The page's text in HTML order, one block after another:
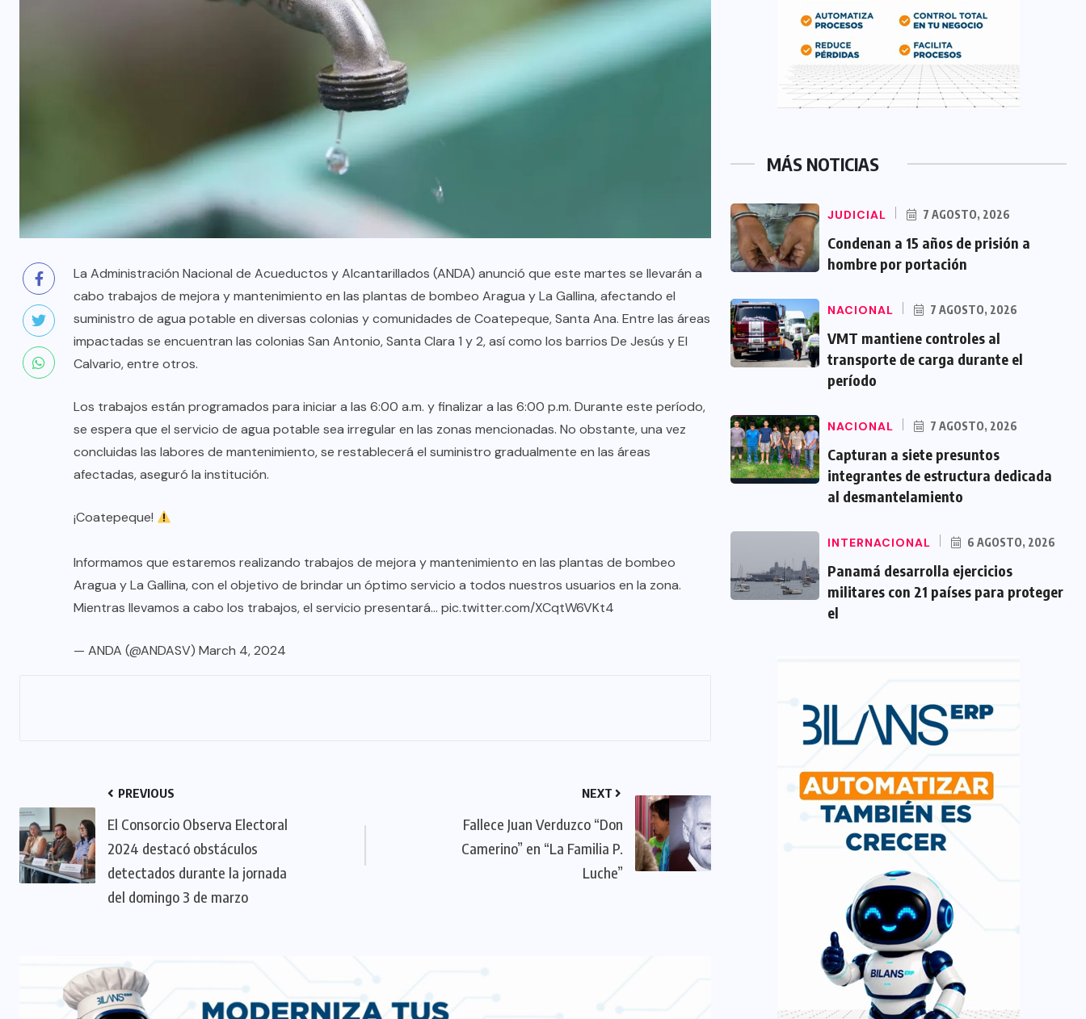
La Administración Nacional de Acueductos y Alcantarillados (ANDA) anunció que este martes se llevarán a
cabo trabajos de mejora y mantenimiento en las plantas de bombeo Aragua y La Gallina, afectando el
suministro de agua potable en diversas colonias y comunidades de Coatepeque, Santa Ana. Entre las áreas
impactadas se encuentran las colonias San Antonio, Santa Clara 1 y 2, así como los barrios De Jesús y El
Calvario, entre otros.
Los trabajos están programados para iniciar a las 6:00 a.m. y finalizar a las 6:00 p.m. Durante este período,
se espera que el servicio de agua potable sea irregular en las zonas mencionadas. No obstante, una vez
concluidas las labores de mantenimiento, se restablecerá el suministro gradualmente en las áreas
afectadas, aseguró la institución.
¡Coatepeque!
Informamos que estaremos realizando trabajos de mejora y mantenimiento en las plantas de bombeo
Aragua y La Gallina, con el objetivo de brindar un óptimo servicio a todos nuestros usuarios en la zona.
Mientras llevamos a cabo los trabajos, el servicio presentará… pic.twitter.com/XCqtW6VKt4
— ANDA (@ANDASV) March 4, 2024
PREVIOUS
El Consorcio Observa Electoral
2024 destacó obstáculos
detectados durante la jornada
del domingo 3 de marzo
NEXT
Fallece Juan Verduzco “Don
Camerino” en “La Familia P.
Luche”
MÁS NOTICIAS
JUDICIAL 7 AGOSTO, 2026
Condenan a 15 años de prisión a
hombre por portación
NACIONAL 7 AGOSTO, 2026
VMT mantiene controles al
transporte de carga durante el
período
NACIONAL 7 AGOSTO, 2026
Capturan a siete presuntos
integrantes de estructura dedicada
al desmantelamiento
INTERNACIONAL 6 AGOSTO, 2026
Panamá desarrolla ejercicios
militares con 21 países para proteger
el